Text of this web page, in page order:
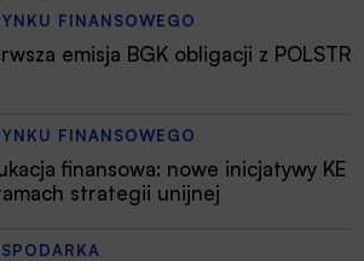
FINANSOWEGO
emisja BGK obligacji z POLSTR
FINANSOWEGO
finansowa: nowe inicjatywy KE
strategii unijnej